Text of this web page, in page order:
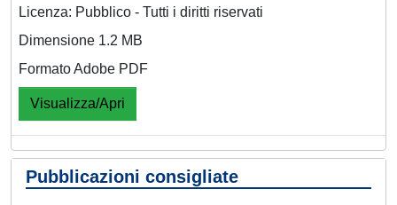
Licenza: Pubblico - Tutti i diritti riservati
Dimensione 1.2 MB
Formato Adobe PDF
Visualizza/Apri
Pubblicazioni consigliate